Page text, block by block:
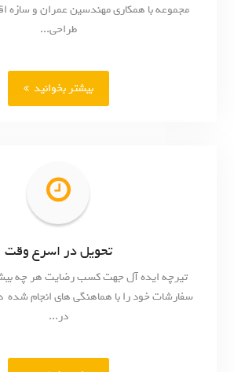
مجموعه با همکاری مهندسین عمران و سازه
طراحی...
بیشتر بخوانید
تحویل در اسرع وقت
تیرچه ایده آل جهت کسب رضایت هر چه
سفارشات خود را با هماهنگی های انجام
در...